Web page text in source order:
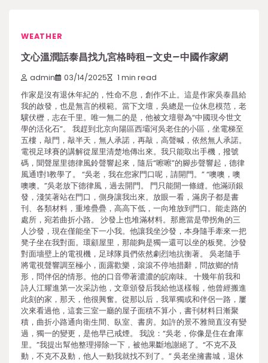
WEATHER
文心溫潤話泰昌找九宮格時租–文史–中國作家網
admin 03/14/2025 1 min read
作家是沒有退休年紀的，性命不息，創作不止。這是作家吳泰昌給
我的啟發，也是無言的模範。當下文壇，吳總是一位休息模范，老
驥伏櫪，志在千里。唯一無二的是，他被文壇譽為“中國現今世文
學的活化石”。 我趕到北京向陽區西壩河吳老住的小區，坐電梯至
五樓，敲門，敲半天，無人承諾，再敲，高聲喊，依然無人承諾。
電視足球賽的講解從屋里清楚地傳出來。我只能取出手機，撥號
碼，聞聲屋里德律風鈴聲響起來，隨后“嚓嚓”的腳步聲響起，德律
風通1對1教學了。 “吳老，我在您家門口呢，請開門。” “噢噢，噢
噢噢。”吳老放下德律風，過去開門。 門只能開一條縫。他滿頭銀
發，淺笑著站在門口，側身讓我出來。放眼一看，滿房子都是書
刊、各類材料，重堆疊疊，高高下低，一向堆放到門口。能走路的
處所，宛若曲折小路。 沙發上也堆滿材料。那應當是帶拐角的三
人沙發，現在僅能坐下一小我。他讓我坐沙發，本身隨手牽來一把
凳子坐在我對面。環顧屋里，那能夠是獨一還可以坐的板凳。沙發
對面墻壁上的電視機，足球隊員們依然劇烈地抗衡著。 吳老隨手
將電視聲響調至極小，面露歡樂，滾滾不停地措辭，問故鄉的情
形，問伴侶的情形。他的口音帶著濃濃的皖南味。 十幾年前我和
詩人江耀進第一次采訪他，文章頒發后我給他送樣報，他曾經搬進
此刻的家，那天，他很興奮。從那以后，我單獨或和伴侶一路，屢
次來看過他，這套三室一廳的屋子面積不算小，書刊材料日漸聚
積，曲折小路通向衛生間、臥室、書房。如許的景不雅簡直沒有變
過，獨一的變更，是他早已戒煙。 我說：“吳老，你像是住在倉庫
里。”我提出幫他整理掃除一下，被他果斷地謝絕了。“不克不及
動，不克不及動，他人一動我就找不到了。” 吳老坐擁書城，退休